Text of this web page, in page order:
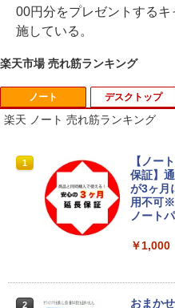
00円分をプレゼントする
施している。
楽天市場 売れ筋ランキング
ノート
楽天 ノート 売れ筋ランキング
1
【ノー
保証】
が3ヶ月
用不可※
ノート
￥1,000
2 おまか
デスクトップ